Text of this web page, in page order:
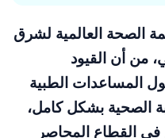
الصحة العالمية لشرق
من أن القيود
المساعدات الطبية
الصحية بشكل كامل،
القطاع المحاصر